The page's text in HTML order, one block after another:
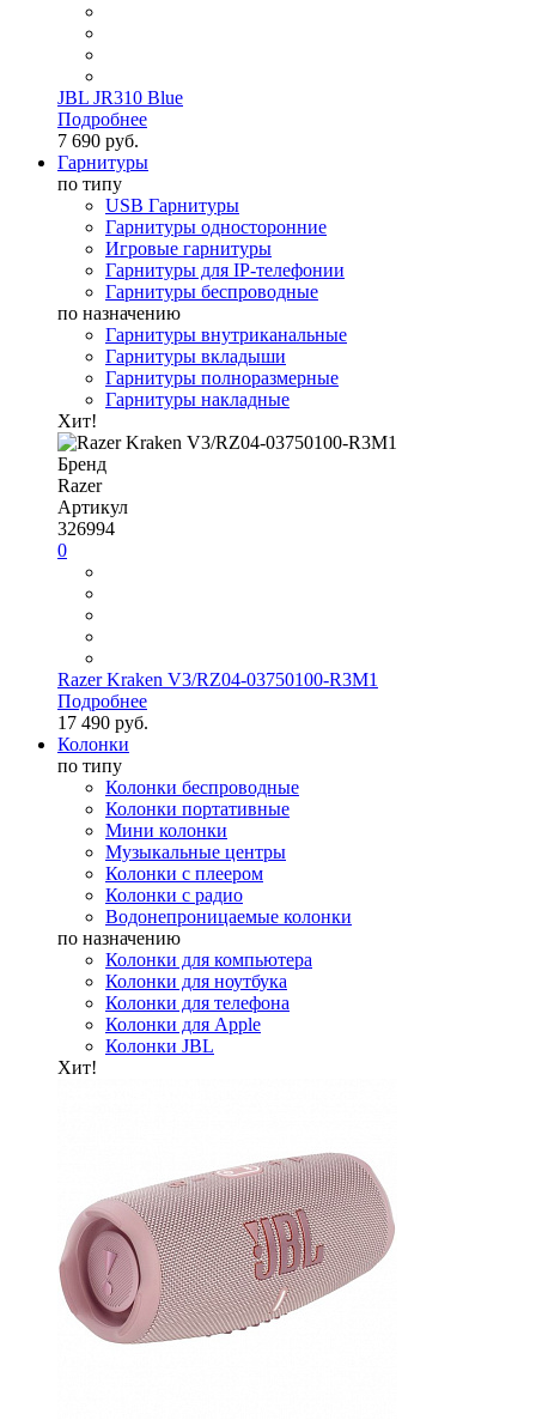
JBL JR310 Blue
Подробнее
7 690 руб.
Гарнитуры
по типу
USB Гарнитуры
Гарнитуры односторонние
Игровые гарнитуры
Гарнитуры для IP-телефонии
Гарнитуры беспроводные
по назначению
Гарнитуры внутриканальные
Гарнитуры вкладыши
Гарнитуры полноразмерные
Гарнитуры накладные
Хит!
Бренд
Razer
Артикул
326994
0
Razer Kraken V3/RZ04-03750100-R3M1
Подробнее
17 490 руб.
Колонки
по типу
Колонки беспроводные
Колонки портативные
Мини колонки
Музыкальные центры
Колонки с плеером
Колонки с радио
Водонепроницаемые колонки
по назначению
Колонки для компьютера
Колонки для ноутбука
Колонки для телефона
Колонки для Apple
Колонки JBL
Хит!